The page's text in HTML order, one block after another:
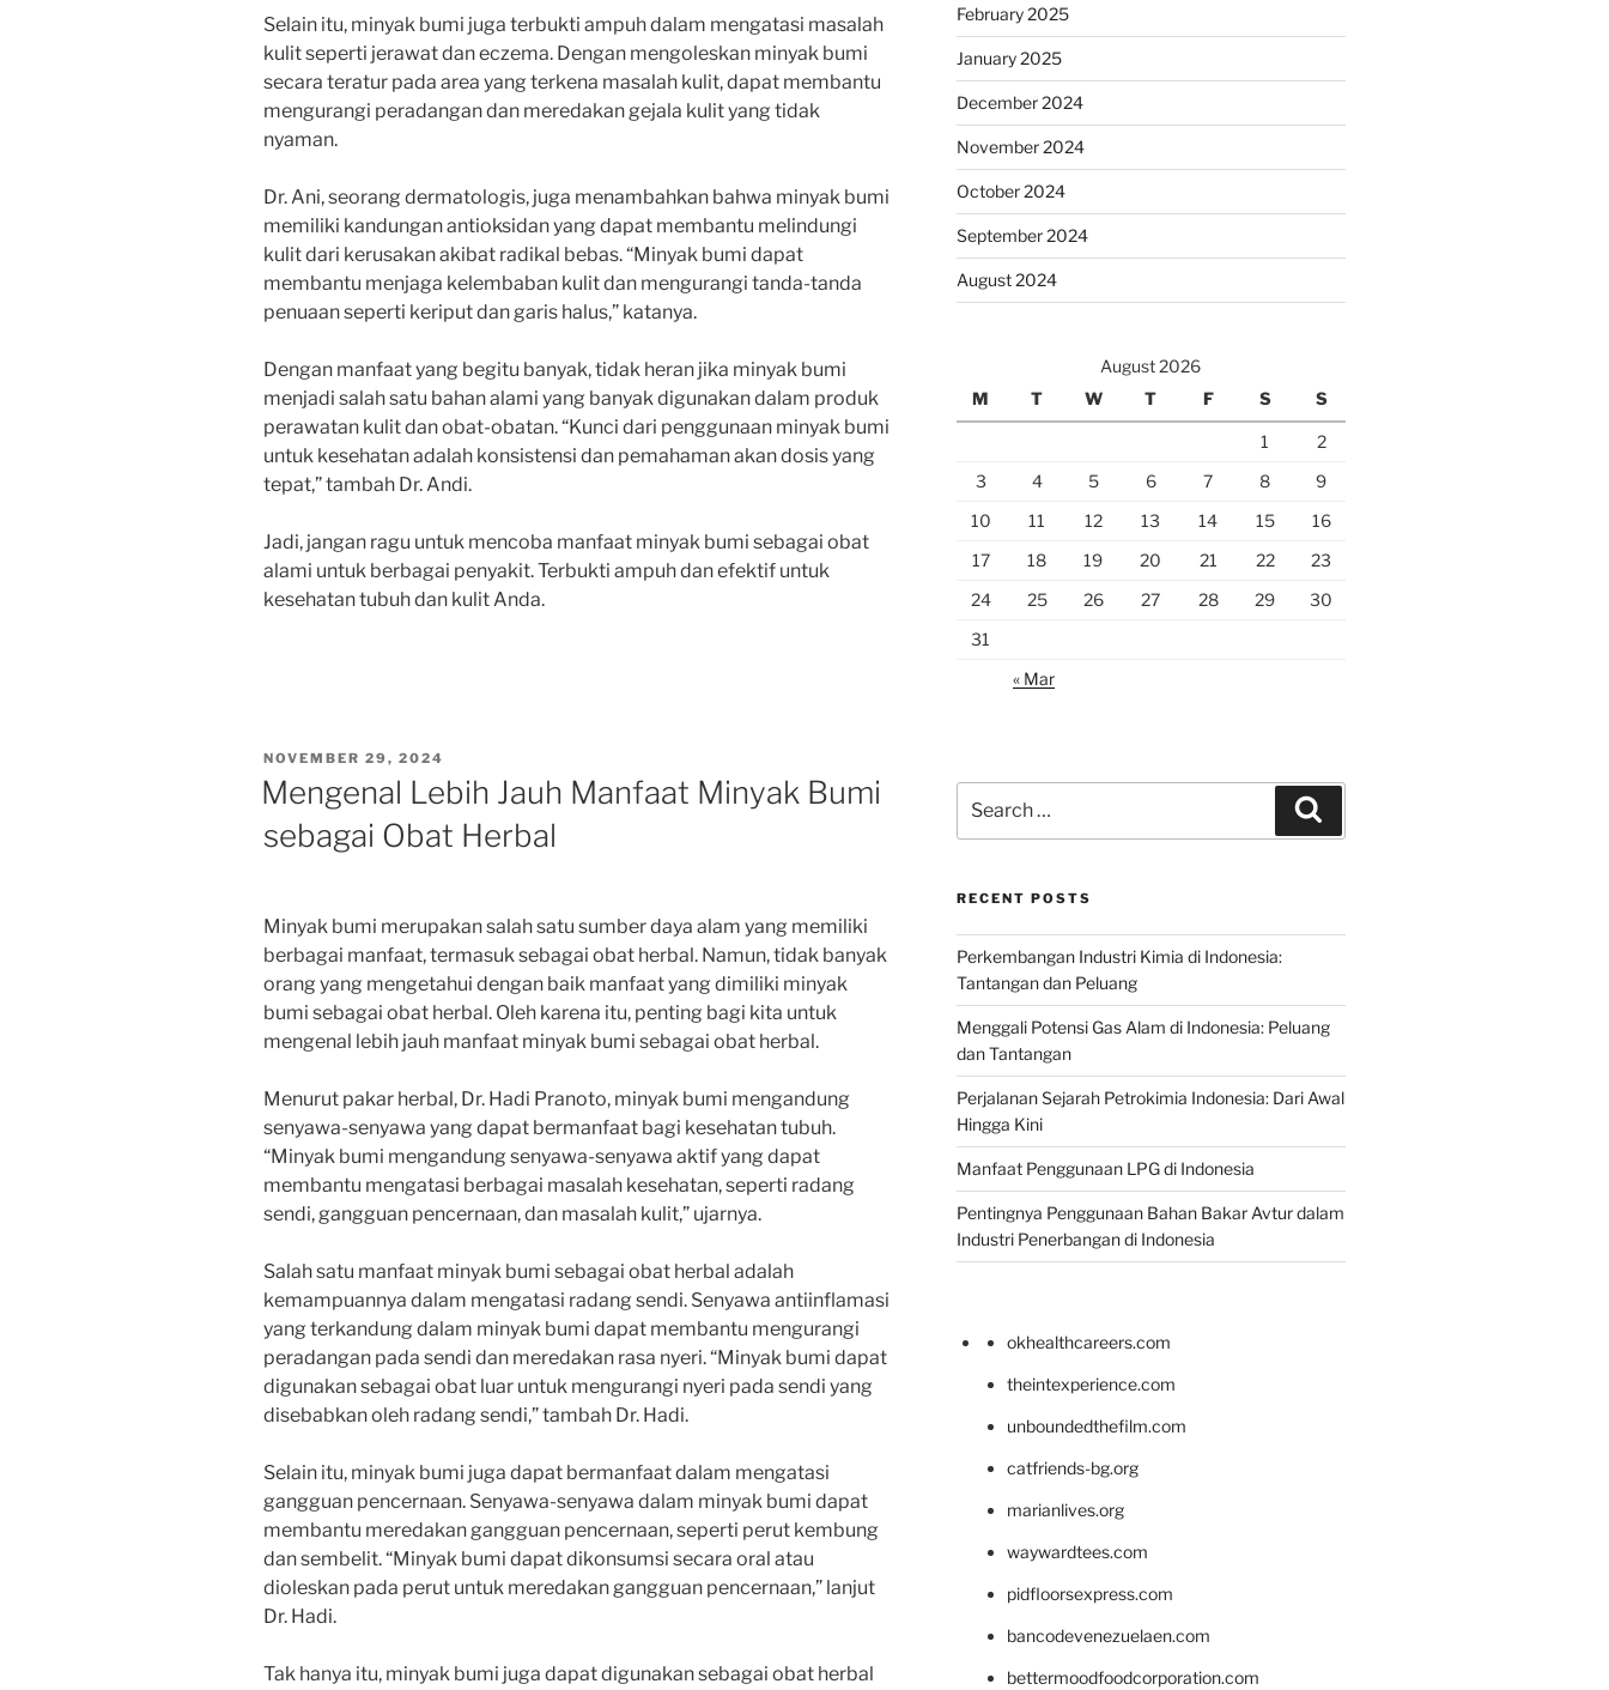
Selain itu, minyak bumi juga terbukti ampuh dalam mengatasi masalah
kulit seperti jerawat dan eczema. Dengan mengoleskan minyak bumi
secara teratur pada area yang terkena masalah kulit, dapat membantu
mengurangi peradangan dan meredakan gejala kulit yang tidak
nyaman.
Dr. Ani, seorang dermatologis, juga menambahkan bahwa minyak bumi
memiliki kandungan antioksidan yang dapat membantu melindungi
kulit dari kerusakan akibat radikal bebas. “Minyak bumi dapat
membantu menjaga kelembaban kulit dan mengurangi tanda-tanda
penuaan seperti keriput dan garis halus,” katanya.
Dengan manfaat yang begitu banyak, tidak heran jika minyak bumi
menjadi salah satu bahan alami yang banyak digunakan dalam produk
perawatan kulit dan obat-obatan. “Kunci dari penggunaan minyak bumi
untuk kesehatan adalah konsistensi dan pemahaman akan dosis yang
tepat,” tambah Dr. Andi.
Jadi, jangan ragu untuk mencoba manfaat minyak bumi sebagai obat
alami untuk berbagai penyakit. Terbukti ampuh dan efektif untuk
kesehatan tubuh dan kulit Anda.
POSTED
NOVEMBER 29, 2024
Mengenal Lebih Jauh Manfaat Minyak Bumi
sebagai Obat Herbal
Minyak bumi merupakan salah satu sumber daya alam yang memiliki
berbagai manfaat, termasuk sebagai obat herbal. Namun, tidak banyak
orang yang mengetahui dengan baik manfaat yang dimiliki minyak
bumi sebagai obat herbal. Oleh karena itu, penting bagi kita untuk
mengenal lebih jauh manfaat minyak bumi sebagai obat herbal.
Menurut pakar herbal, Dr. Hadi Pranoto, minyak bumi mengandung
senyawa-senyawa yang dapat bermanfaat bagi kesehatan tubuh.
“Minyak bumi mengandung senyawa-senyawa aktif yang dapat
membantu mengatasi berbagai masalah kesehatan, seperti radang
sendi, gangguan pencernaan, dan masalah kulit,” ujarnya.
Salah satu manfaat minyak bumi sebagai obat herbal adalah
kemampuannya dalam mengatasi radang sendi. Senyawa antiinflamasi
yang terkandung dalam minyak bumi dapat membantu mengurangi
peradangan pada sendi dan meredakan rasa nyeri. “Minyak bumi dapat
digunakan sebagai obat luar untuk mengurangi nyeri pada sendi yang
disebabkan oleh radang sendi,” tambah Dr. Hadi.
Selain itu, minyak bumi juga dapat bermanfaat dalam mengatasi
gangguan pencernaan. Senyawa-senyawa dalam minyak bumi dapat
membantu meredakan gangguan pencernaan, seperti perut kembung
dan sembelit. “Minyak bumi dapat dikonsumsi secara oral atau
dioleskan pada perut untuk meredakan gangguan pencernaan,” lanjut
Dr. Hadi.
Tak hanya itu, minyak bumi juga dapat digunakan sebagai obat herbal
February 2025
January 2025
December 2024
November 2024
October 2024
September 2024
August 2024
August 2026
M
T W T F S S
1
2
3
4 5 6 7 8
9
10
11 12 13 14 15
16
17
18 19 20 21 22
23
24
25 26 27 28 29
30
31
« Mar
for:
RECENT POSTS
Perkembangan Industri Kimia di Indonesia:
Tantangan dan Peluang
Menggali Potensi Gas Alam di Indonesia: Peluang
dan Tantangan
Perjalanan Sejarah Petrokimia Indonesia: Dari Awal
Hingga Kini
Manfaat Penggunaan LPG di Indonesia
Pentingnya Penggunaan Bahan Bakar Avtur dalam
Industri Penerbangan di Indonesia
okhealthcareers.com
theintexperience.com
unboundedthefilm.com
catfriends-bg.org
marianlives.org
waywardtees.com
pidfloorsexpress.com
bancodevenezuelaen.com
bettermoodfoodcorporation.com